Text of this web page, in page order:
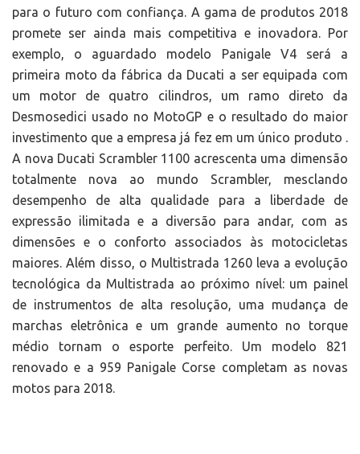
para o futuro com confiança. A gama de produtos 2018
promete ser ainda mais competitiva e inovadora. Por
exemplo, o aguardado modelo Panigale V4 será a
primeira moto da fábrica da Ducati a ser equipada com
um motor de quatro cilindros, um ramo direto da
Desmosedici usado no MotoGP e o resultado do maior
investimento que a empresa já fez em um único produto .
A nova Ducati Scrambler 1100 acrescenta uma dimensão
totalmente nova ao mundo Scrambler, mesclando
desempenho de alta qualidade para a liberdade de
expressão ilimitada e a diversão para andar, com as
dimensões e o conforto associados às motocicletas
maiores. Além disso, o Multistrada 1260 leva a evolução
tecnológica da Multistrada ao próximo nível: um painel
de instrumentos de alta resolução, uma mudança de
marchas eletrônica e um grande aumento no torque
médio tornam o esporte perfeito. Um modelo 821
renovado e a 959 Panigale Corse completam as novas
motos para 2018.